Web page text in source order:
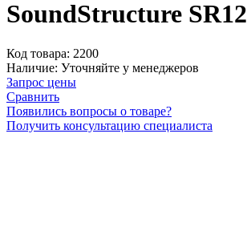
SoundStructure SR12
Код товара: 2200
Наличие: Уточняйте у менеджеров
Запрос цены
Сравнить
Появились вопросы о товаре?
Получить консультацию специалиста